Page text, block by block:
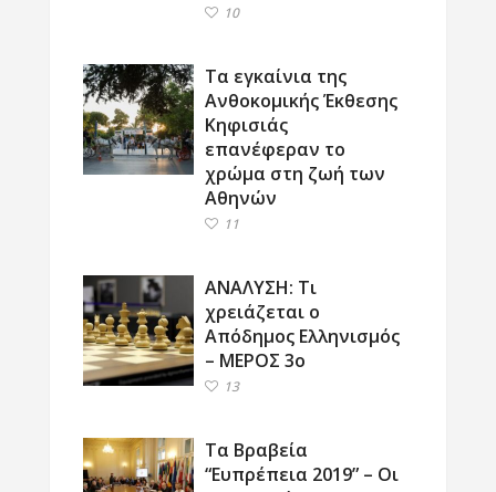
10
Τα εγκαίνια της
Ανθοκομικής Έκθεσης
Κηφισιάς
επανέφεραν το
χρώμα στη ζωή των
Αθηνών
11
ΑΝΑΛΥΣΗ: Τι
χρειάζεται ο
Απόδημος Ελληνισμός
– ΜΕΡΟΣ 3ο
13
Τα Βραβεία
“Ευπρέπεια 2019” – Οι